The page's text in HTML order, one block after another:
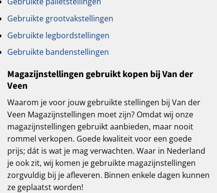
Gebruikte grootvakstellingen
Gebruikte legbordstellingen
Gebruikte bandenstellingen
Magazijnstellingen gebruikt kopen bij Van der
Veen
Waarom je voor jouw gebruikte stellingen bij Van der
Veen Magazijnstellingen moet zijn? Omdat wij onze
magazijnstellingen gebruikt aanbieden, maar nooit
rommel verkopen. Goede kwaliteit voor een goede
prijs; dát is wat je mag verwachten. Waar in Nederland
je ook zit, wij komen je gebruikte magazijnstellingen
zorgvuldig bij je afleveren. Binnen enkele dagen kunnen
ze geplaatst worden!